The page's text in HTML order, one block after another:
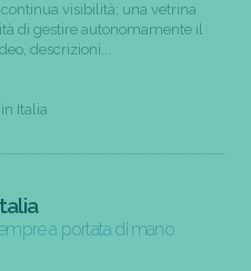
visibilità; una vetrina
di gestire autonomamente il
descrizioni...
Italia
a portata di mano